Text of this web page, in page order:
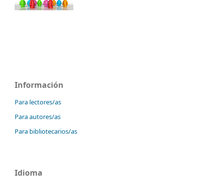
Información
Para lectores/as
Para autores/as
Para bibliotecarios/as
Idioma